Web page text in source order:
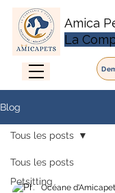
Amica
La
Blog
Tous les posts
Petsitting
Tous les posts
Océane